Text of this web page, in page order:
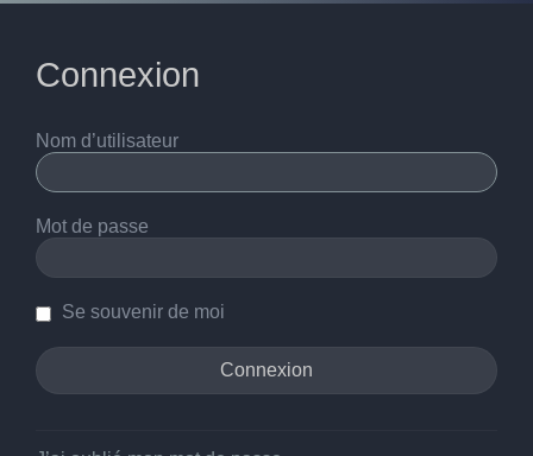
Connexion
Nom d’utilisateur
Mot de passe
Se souvenir de moi